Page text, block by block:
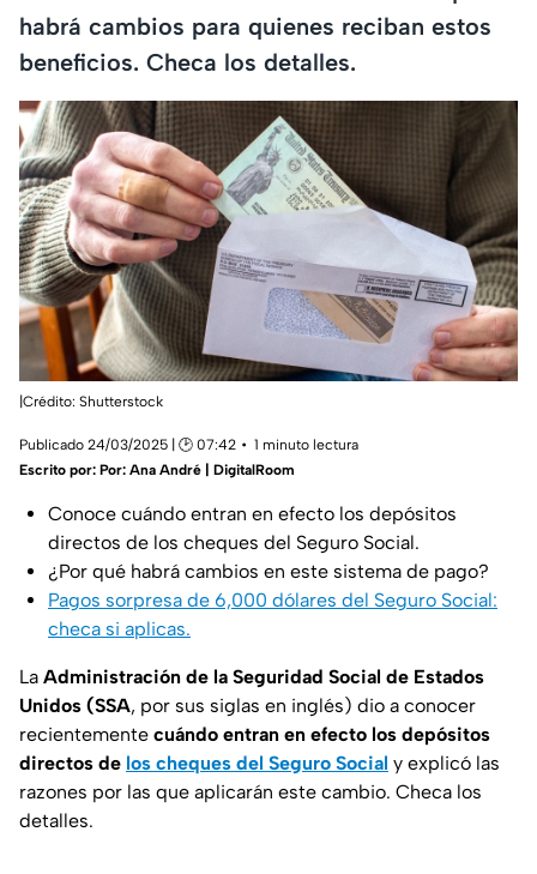
habrá cambios para quienes reciban estos
beneficios. Checa los detalles.
|Crédito: Shutterstock
Publicado 24/03/2025 | 🕑 07:42
1 minuto lectura
Escrito por: Por: Ana André | DigitalRoom
Conoce cuándo entran en efecto los depósitos
directos de los cheques del Seguro Social.
¿Por qué habrá cambios en este sistema de pago?
Pagos sorpresa de 6,000 dólares del Seguro Social:
checa si aplicas.
La Administración de la Seguridad Social de Estados
Unidos (SSA, por sus siglas en inglés) dio a conocer
recientemente cuándo entran en efecto los depósitos
directos de los cheques del Seguro Social y explicó las
razones por las que aplicarán este cambio. Checa los
detalles.